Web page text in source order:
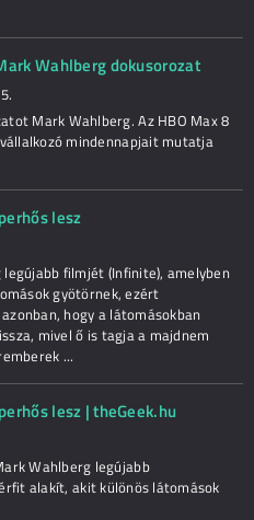
Wahlberg dokusorozat
Mark Wahlberg. Az HBO Max 8
mindennapjait mutatja
lesz
filmjét (Infinite), amelyben
gyötörnek, ezért
hogy a látomásokban
mivel ő is tagja a majdnem
...
lesz | theGeek.hu
Wahlberg legújabb
alakít, akit különös látomások